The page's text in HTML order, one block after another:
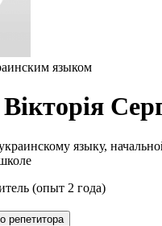
языку,
(опыт 2 года)
репетитора